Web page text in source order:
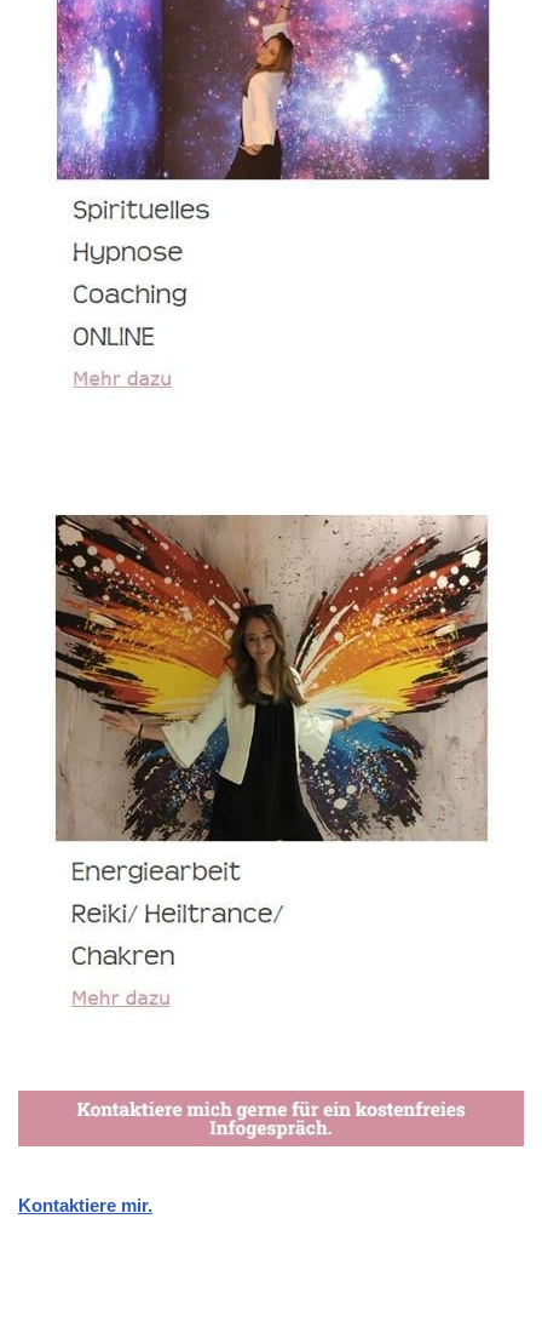
Kontaktiere mir.